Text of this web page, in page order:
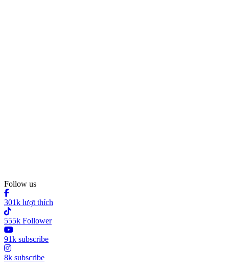
Follow us
301k lượt thích
555k Follower
91k subscribe
8k subscribe